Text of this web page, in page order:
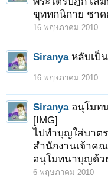
ขุททกนิกาย ชา
16 พฤษภาคม 2010
Siranya หลับเป็
16 พฤษภาคม 2010
Siranya อนุโมท
[IMG]
ไปทำบุญใส่บาต
สำนักงานเจ้าค
อนุโมทนาบุญด้ว
6 พฤษภาคม 2010
1 2